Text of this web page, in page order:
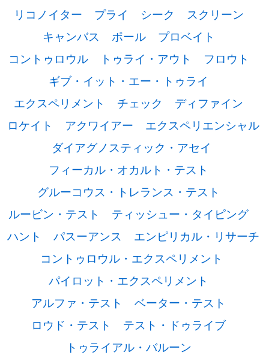
リコノイター
プライ シーク
スクリーン
キャンバス
ポール
プロベイト
コントゥロウル
トゥライ・アウト
フロウト
ギブ・イット・エー・トゥライ
エクスペリメント
チェック
ディファイン
ロケイト
アクワイアー
エクスペリエンシャル
ダイアグノスティック・アセイ
フィーカル・オカルト・テスト
グルーコウス・トレランス・テスト
ルービン・テスト
ティッシュー・タイピング
ハント
パスーアンス
エンピリカル・リサーチ
コントゥロウル・エクスペリメント
パイロット・エクスペリメント
アルファ・テスト
ベーター・テスト
ロウド・テスト
テスト・ドゥライブ
トゥライアル・バルーン